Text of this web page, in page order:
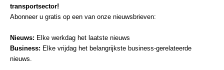
transportsector!
Abonneer u gratis op een van onze nieuwsbrieven:
Nieuws: Elke werkdag het laatste nieuws
Business: Elke vrijdag het belangrijkste business-gerelateerde
nieuws.